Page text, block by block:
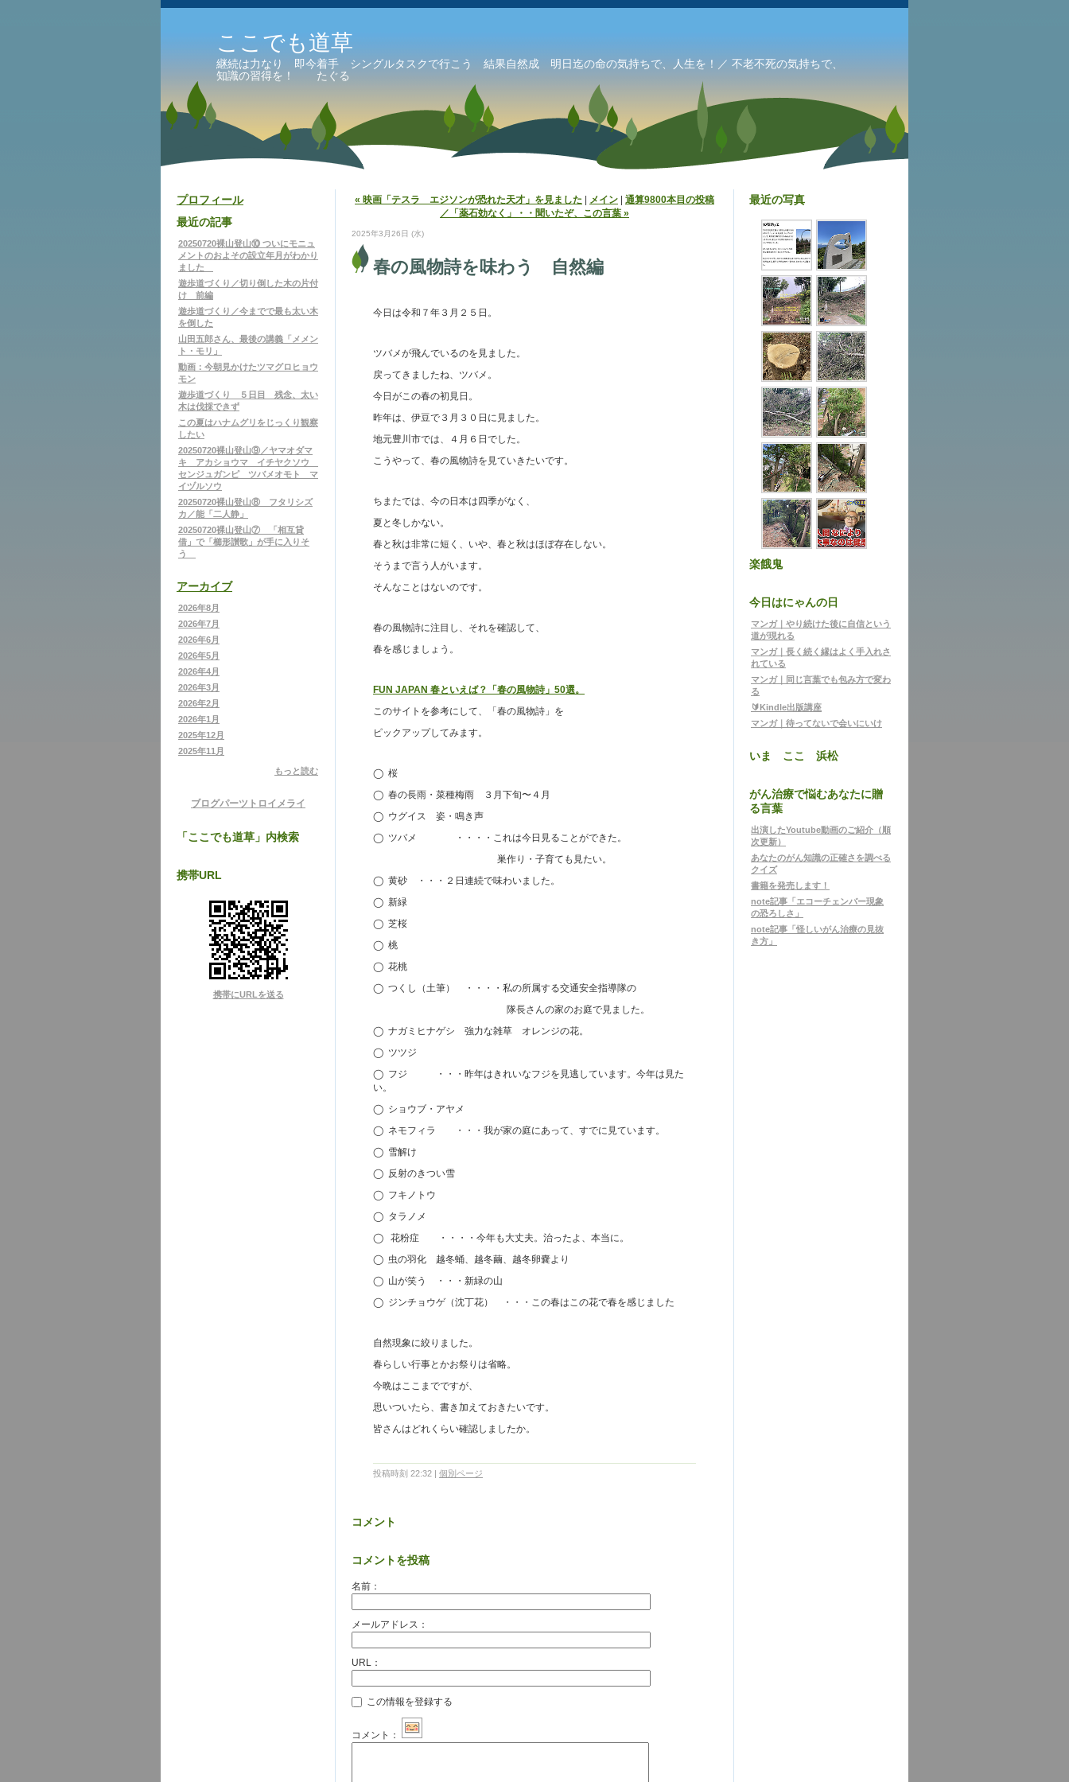
ここでも道草
継続は力なり 即今着手 シングルタスクで行こう 結果自然成 明日迄の命の気持ちで、人生を！／ 不老不死の気持ちで、
知識の習得を！ たぐる
プロフィール
最近の記事
20250720裸山登山⑩ ついにモニュ
メントのおよその設立年月がわかり
ました
遊歩道づくり／切り倒した木の片付
け 前編
遊歩道づくり／今までで最も太い木
を倒した
山田五郎さん、最後の講義「メメン
ト・モリ」
動画：今朝見かけたツマグロヒョウ
モン
遊歩道づくり ５日目 残念、太い
木は伐採できず
この夏はハナムグリをじっくり観察
したい
20250720裸山登山⑨／ヤマオダマ
キ アカショウマ イチヤクソウ
センジュガンピ ツバメオモト マ
イヅルソウ
20250720裸山登山⑧ フタリシズ
カ／能「二人静」
20250720裸山登山⑦ 「相互貸
借」で「櫛形讃歌」が手に入りそ
う
アーカイブ
2026年8月
2026年7月
2026年6月
2026年5月
2026年4月
2026年3月
2026年2月
2026年1月
2025年12月
2025年11月
もっと読む
ブログパーツ トロイメライ
「ここでも道草」内検索
携帯URL
携帯にURLを送る
« 映画「テスラ エジソンが恐れた天才」を見ました メイン
通算9800本目の投稿
／「薬石効なく」・・聞いたぞ、この言葉 »
2025年3月26日 (水)
春の風物詩を味わう 自然編
今日は令和７年３月２５日。
ツバメが飛んでいるのを見ました。
戻ってきましたね、ツバメ。
今日がこの春の初見日。
昨年は、伊豆で３月３０日に見ました。
地元豊川市では、４月６日でした。
こうやって、春の風物詩を見ていきたいです。
ちまたでは、今の日本は四季がなく、
夏と冬しかない。
春と秋は非常に短く、いや、春と秋はほぼ存在しない。
そうまで言う人がいます。
そんなことはないのです。
春の風物詩に注目し、それを確認して、
春を感じましょう。
FUN JAPAN 春といえば？「春の風物詩」50選。
このサイトを参考にして、「春の風物詩」を
ピックアップしてみます。
◯ 桜
◯ 春の長雨・菜種梅雨 ３月下旬〜４月
◯ ウグイス 姿・鳴き声
◯ ツバメ ・・・・これは今日見ることができた。
巣作り・子育ても見たい。
◯ 黄砂 ・・・２日連続で味わいました。
◯ 新緑
◯ 芝桜
◯ 桃
◯ 花桃
◯ つくし（土筆） ・・・・私の所属する交通安全指導隊の
隊長さんの家のお庭で見ました。
◯ ナガミヒナゲシ 強力な雑草 オレンジの花。
◯ ツツジ
◯ フジ ・・・昨年はきれいなフジを見逃しています。今年は見た
い。
◯ ショウブ・アヤメ
◯ ネモフィラ ・・・我が家の庭にあって、すでに見ています。
◯ 雪解け
◯ 反射のきつい雪
◯ フキノトウ
◯ タラノメ
◯ 花粉症 ・・・・今年も大丈夫。治ったよ、本当に。
◯ 虫の羽化 越冬蛹、越冬繭、越冬卵嚢より
◯ 山が笑う ・・・新緑の山
◯ ジンチョウゲ（沈丁花） ・・・この春はこの花で春を感じました
自然現象に絞りました。
春らしい行事とかお祭りは省略。
今晩はここまでですが、
思いついたら、書き加えておきたいです。
皆さんはどれくらい確認しましたか。
投稿時刻 22:32 | 個別ページ
コメント
コメントを投稿
名前：
メールアドレス：
URL：
この情報を登録する
コメント：
最近の写真
楽餓鬼
今日はにゃんの日
マンガ｜やり続けた後に自信という
道が現れる
マンガ｜長く続く縁はよく手入れさ
れている
マンガ｜同じ言葉でも包み方で変わ
る
🔰Kindle出版講座
マンガ｜待ってないで会いにいけ
いま ここ 浜松
がん治療で悩むあなたに贈
る言葉
出演したYoutube動画のご紹介（順
次更新）
あなたのがん知識の正確さを調べる
クイズ
書籍を発売します！
note記事「エコーチェンバー現象
の恐ろしさ」
note記事「怪しいがん治療の見抜
き方」